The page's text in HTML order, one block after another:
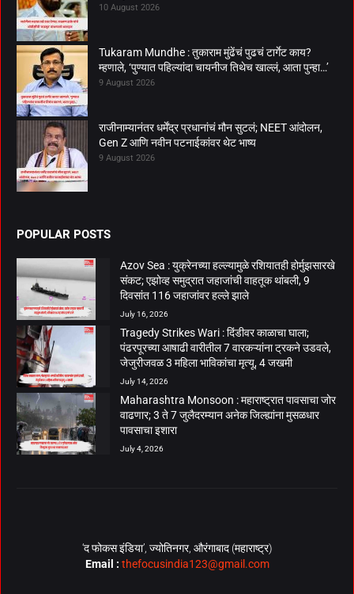
10 August 2026
Tukaram Mundhe : तुकाराम मुंढेंचं पुढचं टार्गेट काय?
म्हणाले, ‘पुण्यात पहिल्यांदा चायनीज तिथेच खाल्लं, आता पुन्हा…’
9 August 2026
राजीनाम्यानंतर धर्मेंद्र प्रधानांचं मौन सुटलं; NEET आंदोलन,
Gen Z आणि नवीन पटनाईकांवर थेट भाष्य
9 August 2026
POPULAR POSTS
Azov Sea : युक्रेनच्या हल्ल्यामुळे रशियातही होर्मुझसारखे
संकट; एझोव्ह समुद्रात जहाजांची वाहतूक थांबली, 9
दिवसांत 116 जहाजांवर हल्ले झाले
July 16, 2026
Tragedy Strikes Wari : दिंडीवर काळाचा घाला;
पंढरपूरच्या आषाढी वारीतील 7 वारकऱ्यांना ट्रकने उडवले,
जेजुरीजवळ 3 महिला भाविकांचा मृत्यू, 4 जखमी
July 14, 2026
Maharashtra Monsoon : महाराष्ट्रात पावसाचा जोर
वाढणार; 3 ते 7 जुलैदरम्यान अनेक जिल्ह्यांना मुसळधार
पावसाचा इशारा
July 4, 2026
‘द फोकस इंडिया’, ज्योतिनगर, औरंगाबाद (महाराष्ट्र)
Email : thefocusindia123@gmail.com